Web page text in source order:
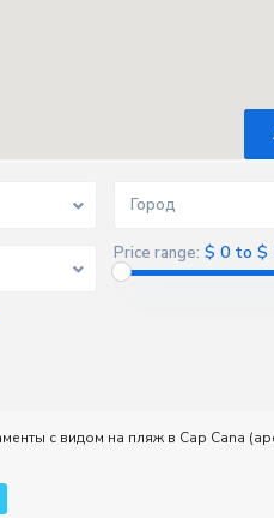
Город
Price range: $ 0 to $
с видом на пляж в Cap Cana